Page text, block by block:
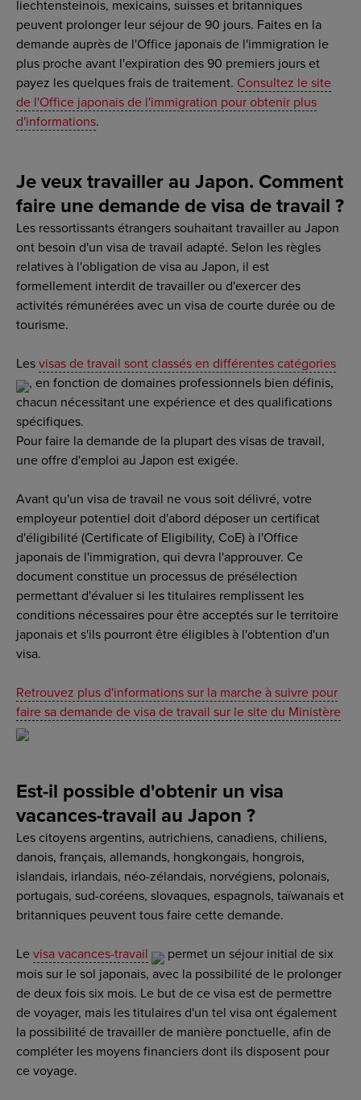
liechtensteinois, mexicains, suisses et britanniques
peuvent prolonger leur séjour de 90 jours. Faites en la
demande auprès de l'Office japonais de l'immigration le
plus proche avant l'expiration des 90 premiers jours et
payez les quelques frais de traitement. Consultez le site
de l'Office japonais de l'immigration pour obtenir plus
d'informations.
Je veux travailler au Japon. Comment
faire une demande de visa de travail ?
Les ressortissants étrangers souhaitant travailler au Japon
ont besoin d'un visa de travail adapté. Selon les règles
relatives à l'obligation de visa au Japon, il est
formellement interdit de travailler ou d'exercer des
activités rémunérées avec un visa de courte durée ou de
tourisme.
Les visas de travail sont classés en différentes catégories
, en fonction de domaines professionnels bien définis,
chacun nécessitant une expérience et des qualifications
spécifiques.
Pour faire la demande de la plupart des visas de travail,
une offre d'emploi au Japon est exigée.
Avant qu'un visa de travail ne vous soit délivré, votre
employeur potentiel doit d'abord déposer un certificat
d'éligibilité (Certificate of Eligibility, CoE) à l'Office
japonais de l'immigration, qui devra l'approuver. Ce
document constitue un processus de présélection
permettant d'évaluer si les titulaires remplissent les
conditions nécessaires pour être acceptés sur le territoire
japonais et s'ils pourront être éligibles à l'obtention d'un
visa.
Retrouvez plus d'informations sur la marche à suivre pour
faire sa demande de visa de travail sur le site du Ministère
Est-il possible d'obtenir un visa
vacances-travail au Japon ?
Les citoyens argentins, autrichiens, canadiens, chiliens,
danois, français, allemands, hongkongais, hongrois,
islandais, irlandais, néo-zélandais, norvégiens, polonais,
portugais, sud-coréens, slovaques, espagnols, taïwanais et
britanniques peuvent tous faire cette demande.
Le visa vacances-travail
permet un séjour initial de six
mois sur le sol japonais, avec la possibilité de le prolonger
de deux fois six mois. Le but de ce visa est de permettre
de voyager, mais les titulaires d'un tel visa ont également
la possibilité de travailler de manière ponctuelle, afin de
compléter les moyens financiers dont ils disposent pour
ce voyage.